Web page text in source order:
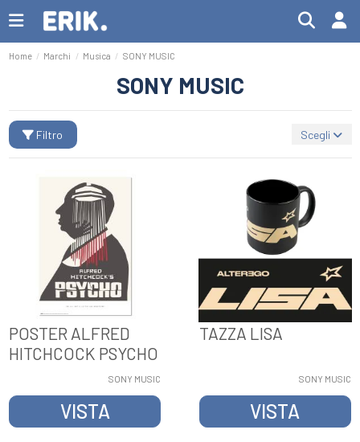
Home Marchi Musica SONY MUSIC
SONY MUSIC
Filtro Scegli
POSTER ALFRED
HITCHCOCK PSYCHO
SONY MUSIC
VISTA
TAZZA LISA
SONY MUSIC
VISTA